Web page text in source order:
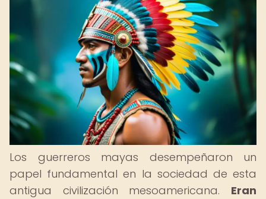
Los guerreros mayas desempeñaron un
papel fundamental en la sociedad de esta
antigua civilización mesoamericana. Eran